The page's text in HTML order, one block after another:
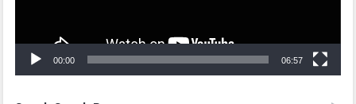
00:00 06:57